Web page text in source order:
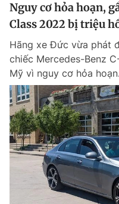
Nguy cơ hỏa hoạn,
Class 2022 bị triệu
Hãng xe Đức vừa phát
chiếc Mercedes-Benz
Mỹ vì nguy cơ hỏa hoạn.